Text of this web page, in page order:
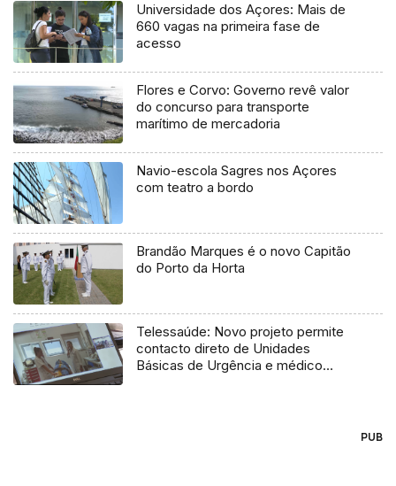
Universidade dos Açores: Mais de
660 vagas na primeira fase de
acesso
Flores e Corvo: Governo revê valor
do concurso para transporte
marítimo de mercadoria
Navio-escola Sagres nos Açores
com teatro a bordo
Brandão Marques é o novo Capitão
do Porto da Horta
Telessaúde: Novo projeto permite
contacto direto de Unidades
Básicas de Urgência e médico
PUB